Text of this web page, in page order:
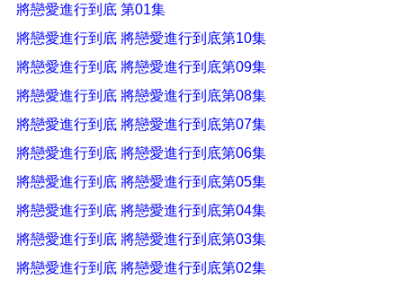
將戀愛進行到底 第01集
將戀愛進行到底 將戀愛進行到底第10集
將戀愛進行到底 將戀愛進行到底第09集
將戀愛進行到底 將戀愛進行到底第08集
將戀愛進行到底 將戀愛進行到底第07集
將戀愛進行到底 將戀愛進行到底第06集
將戀愛進行到底 將戀愛進行到底第05集
將戀愛進行到底 將戀愛進行到底第04集
將戀愛進行到底 將戀愛進行到底第03集
將戀愛進行到底 將戀愛進行到底第02集